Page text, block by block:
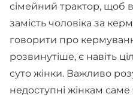
сімейний трактор, щоб
замість чоловіка за
говорити про
розвинутіше, є навіть
суто жінки. Важливо
недоступні жінкам саме